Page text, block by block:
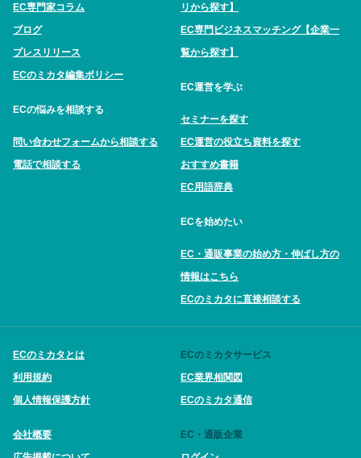
EC専門家コラム
ブログ
プレスリリース
ECのミカタ編集ポリシー
ECの悩みを相談する
問い合わせフォームから相談する
電話で相談する
リから探す】
EC専門ビジネスマッチング【企業一
覧から探す】
EC運営を学ぶ
セミナーを探す
EC運営の役立ち資料を探す
おすすめ書籍
EC用語辞典
ECを始めたい
EC・通販事業の始め方・伸ばし方の
情報はこちら
ECのミカタに直接相談する
ECのミカタとは
利用規約
個人情報保護方針
会社概要
ECのミカタサービス
EC業界相関図
ECのミカタ通信
EC・通販企業